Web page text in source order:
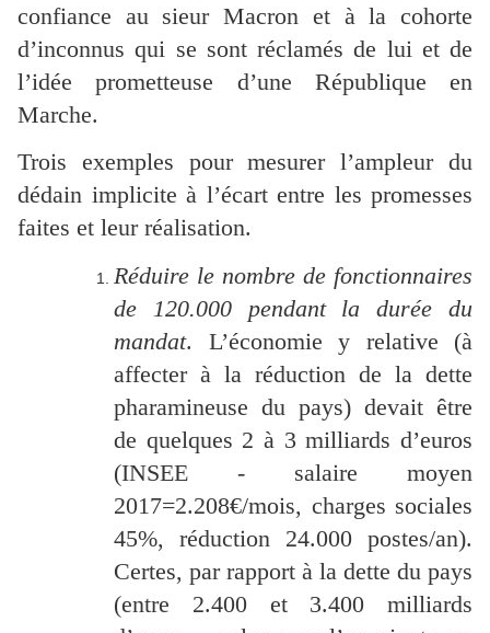
confiance au sieur Macron et à la cohorte
d’inconnus qui se sont réclamés de lui et de
l’idée prometteuse d’une République en
Marche.
Trois exemples pour mesurer l’ampleur du
dédain implicite à l’écart entre les promesses
faites et leur réalisation.
Réduire le nombre de fonctionnaires
de 120.000 pendant la durée du
mandat. L’économie y relative (à
affecter à la réduction de la dette
pharamineuse du pays) devait être
de quelques 2 à 3 milliards d’euros
(INSEE - salaire moyen
2017=2.208€/mois, charges sociales
45%, réduction 24.000 postes/an).
Certes, par rapport à la dette du pays
(entre 2.400 et 3.400 milliards